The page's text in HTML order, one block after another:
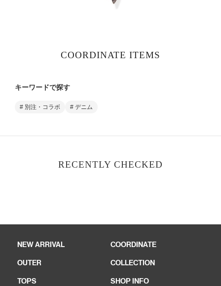
COORDINATE ITEMS
キーワードで探す
# 別注・コラボ # デニム
RECENTLY CHECKED
NEW ARRIVAL
OUTER
TOPS
COORDINATE
COLLECTION
SHOP INFO